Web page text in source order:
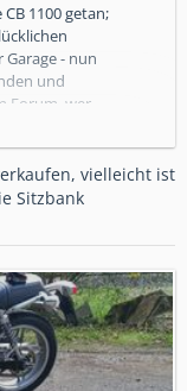
1100 getan;
- nun
und
Forum, wer
vielleicht ist
Sitzbank